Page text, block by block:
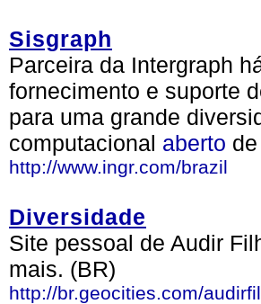
Sisgraph
Parceira da Intergraph
fornecimento e suporte
para uma grande
computacional aberto
http://www.ingr.com/brazil
Diversidade
Site pessoal de Audir
mais. (BR)
http://br.geocities.com/